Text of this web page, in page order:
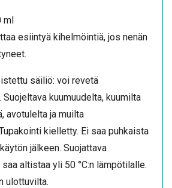
ml
esiintyä kihelmöintiä, jos nenän
säiliö: voi revetä
kuumuudelta, kuumilta
avotulelta ja muilta
kielletty. Ei saa puhkaista
jälkeen. Suojattava
altistaa yli 50 °C:n lämpötilalle.
ulottuvilta.